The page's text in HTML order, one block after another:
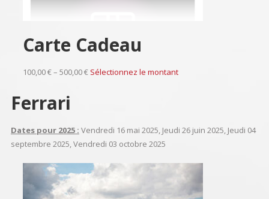
Carte Cadeau
100,00 € – 500,00 € Sélectionnez le montant
Ferrari
Dates pour 2025 : Vendredi 16 mai 2025, Jeudi 26 juin 2025, Jeudi 04
septembre 2025, Vendredi 03 octobre 2025